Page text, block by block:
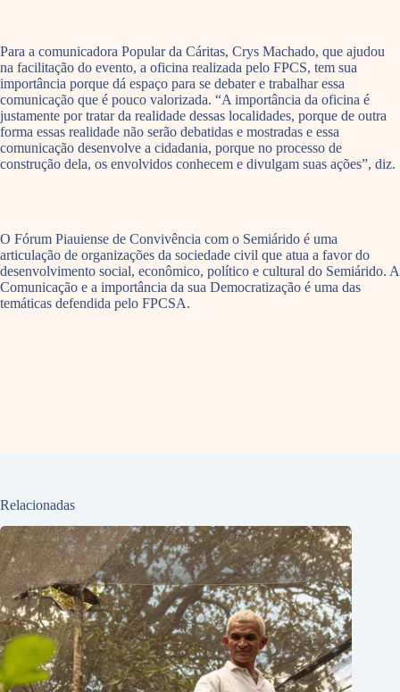
Para a comunicadora Popular da Cáritas, Crys Machado, que ajudou
na facilitação do evento, a oficina realizada pelo FPCS, tem sua
importância porque dá espaço para se debater e trabalhar essa
comunicação que é pouco valorizada. “A importância da oficina é
justamente por tratar da realidade dessas localidades, porque de outra
forma essas realidade não serão debatidas e mostradas e essa
comunicação desenvolve a cidadania, porque no processo de
construção dela, os envolvidos conhecem e divulgam suas ações”, diz.
O Fórum Piauiense de Convivência com o Semiárido é uma
articulação de organizações da sociedade civil que atua a favor do
desenvolvimento social, econômico, político e cultural do Semiárido. A
Comunicação e a importância da sua Democratização é uma das
temáticas defendida pelo FPCSA.
Relacionadas